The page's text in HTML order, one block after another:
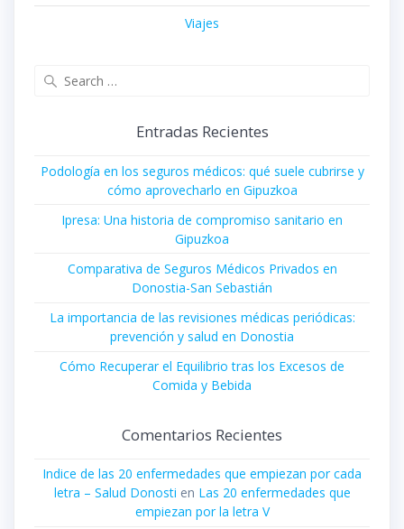
Viajes
Entradas Recientes
Podología en los seguros médicos: qué suele cubrirse y
cómo aprovecharlo en Gipuzkoa
Ipresa: Una historia de compromiso sanitario en
Gipuzkoa
Comparativa de Seguros Médicos Privados en
Donostia-San Sebastián
La importancia de las revisiones médicas periódicas:
prevención y salud en Donostia
Cómo Recuperar el Equilibrio tras los Excesos de
Comida y Bebida
Comentarios Recientes
Indice de las 20 enfermedades que empiezan por cada
letra – Salud Donosti en Las 20 enfermedades que
empiezan por la letra V